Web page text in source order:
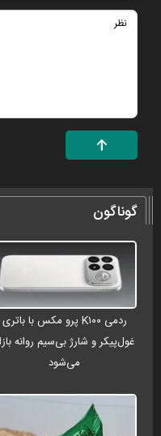
گوناگون
ردمی K۱۰۰ پرو مکس با باتری
غول‌پیکر و شارژ بی‌سیم روانه
می‌شود